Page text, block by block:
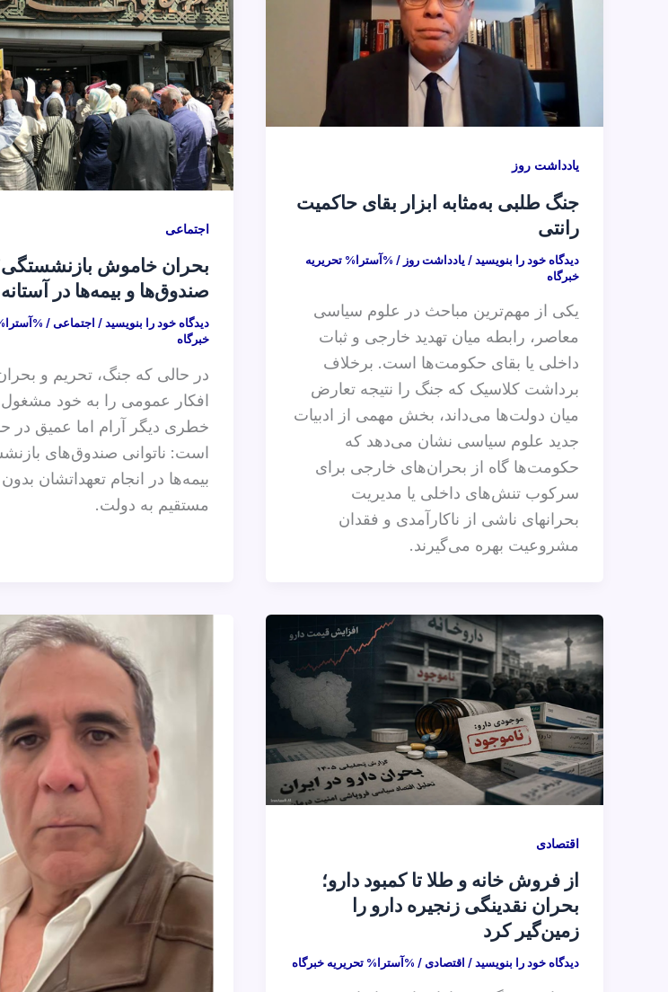
یادداشت روز
جنگ‌ طلبی به‌مثابه ابزار بقای حاکمیت
رانتی
دیدگاه‌ خود را بنویسید/ یادداشت روز / %آسترا% تحریریه
خبرگاه
یکی از مهم‌ترین مباحث در علوم سیاسی
معاصر، رابطه میان تهدید خارجی و ثبات
داخلی یا بقای حکومت‌ها است. برخلاف
برداشت کلاسیک که جنگ را نتیجه تعارض
میان دولت‌ها می‌داند، بخش مهمی از ادبیات
جدید علوم سیاسی نشان می‌دهد که
حکومت‌ها گاه از بحران‌های خارجی برای
سرکوب تنش‌های داخلی یا مدیریت
بحرانهای ناشی از ناکارآمدی و فقدان
مشروعیت بهره می‌گیرند.
اجتماعی
بحران خاموش
صندوق‌ها و بیمه‌ها در آستانه
دیدگاه‌ خود را بنویسید/ اجتماعی/
خبرگاه
در حالی که جنگ، تحریم و
افکار عمومی را به خود مشغول
خطری دیگر آرام اما عمیق
است: ناتوانی صندوق‌های
بیمه‌ها در انجام تعهداتشان
مستقیم به دولت.
اقتصادی
از فروش خانه و طلا تا کمبود دارو؛
بحران نقدینگی زنجیره دارو را
زمین‌گیر کرد
دیدگاه‌ خود را بنویسید/ اقتصادی/ %آسترا% تحریریه خبرگاه